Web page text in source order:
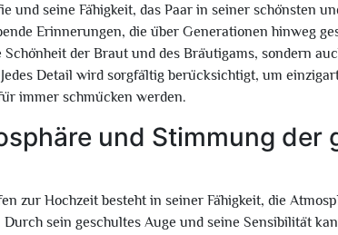
und seine Fähigkeit, das Paar in seiner schönsten
Erinnerungen, die über Generationen hinweg
der Braut und des Bräutigams, sondern
Detail wird sorgfältig berücksichtigt, um
immer schmücken werden.
und Stimmung der
zur Hochzeit besteht in seiner Fähigkeit, die
sein geschultes Auge und seine Sensibilität